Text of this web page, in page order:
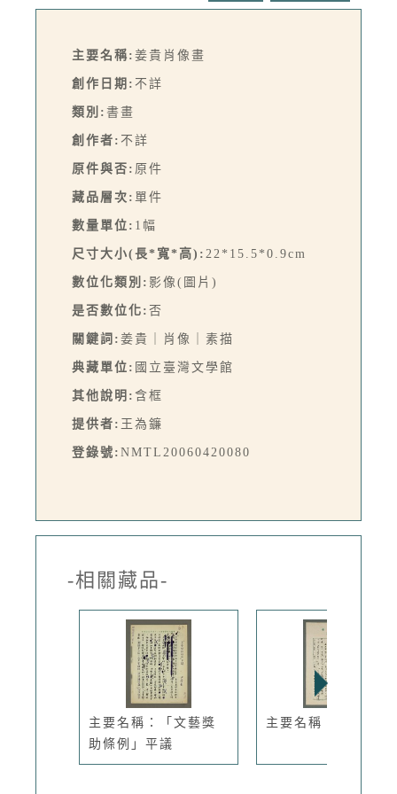
主要名稱: 姜貴肖像畫
創作日期: 不詳
類別: 書畫
創作者: 不詳
原件與否: 原件
藏品層次: 單件
數量單位: 1幅
尺寸大小(長*寬*高): 22*15.5*0.9cm
數位化類別: 影像(圖片)
是否數位化: 否
關鍵詞: 姜貴｜肖像｜素描
典藏單位: 國立臺灣文學館
其他說明: 含框
提供者: 王為鐮
登錄號: NMTL20060420080
-相關藏品-
主要名稱：「文藝獎
助條例」平議
主要名稱：定葬記